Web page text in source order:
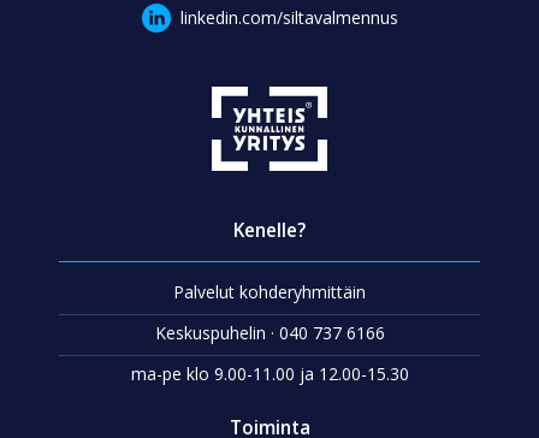
linkedin.com/siltavalmennus
Kenelle?
Palvelut kohderyhmittäin
Keskuspuhelin · 040 737 6166
ma-pe klo 9.00-11.00 ja 12.00-15.30
Toiminta